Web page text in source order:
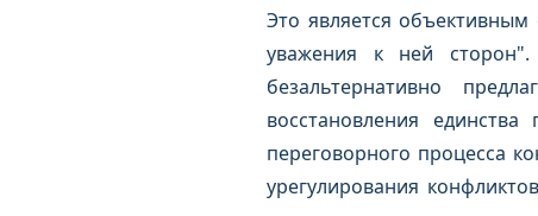
Это является
уважения к ней
безальтернативно
восстановления
переговорного процесса
урегулирования